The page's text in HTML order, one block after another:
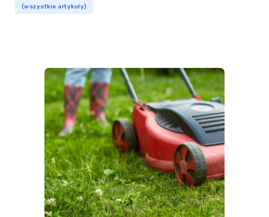
(wszystkie artykuły)